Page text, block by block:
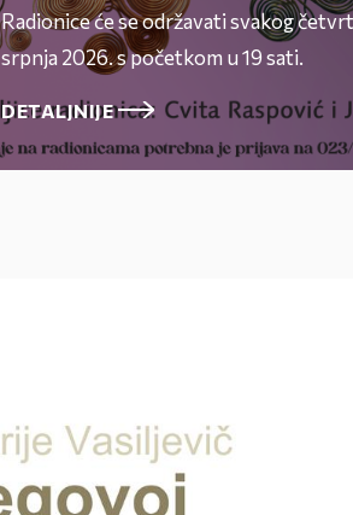
Radionice će se održavati svakog
srpnja 2026. s početkom u 19 sati.
DETALJNIJE